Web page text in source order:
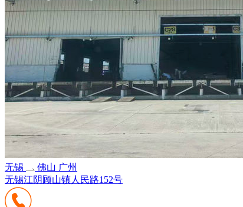
无锡
佛山 广州
无锡江阴顾山镇人民路152号